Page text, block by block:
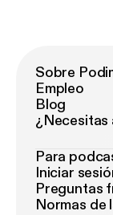
Sobre
Empleo
Blog
¿Necesitas
Para
Iniciar
Preguntas
Normas de